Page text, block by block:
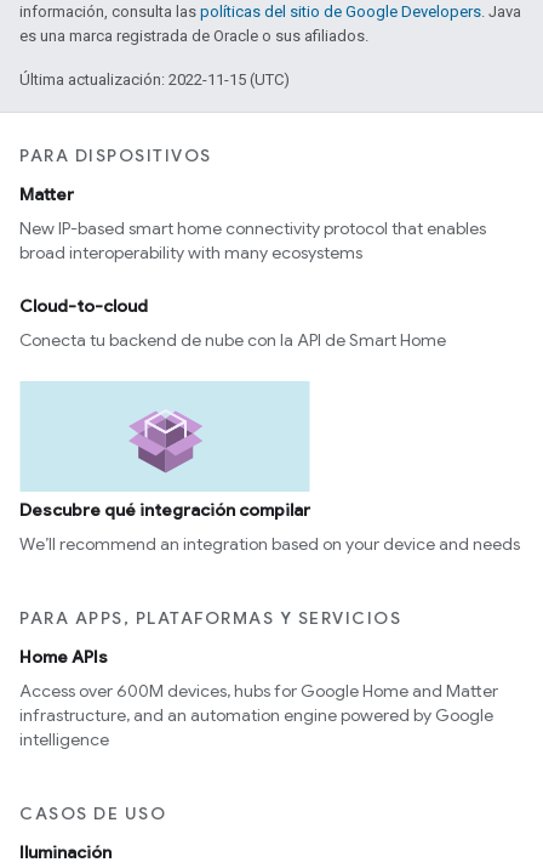
información, consulta las políticas del sitio de Google Developers. Java
es una marca registrada de Oracle o sus afiliados.
Última actualización: 2022-11-15 (UTC)
PARA DISPOSITIVOS
Matter
New IP-based smart home connectivity protocol that enables
broad interoperability with many ecosystems
Cloud-to-cloud
Conecta tu backend de nube con la API de Smart Home
Descubre qué integración compilar
We’ll recommend an integration based on your device and needs
PARA APPS, PLATAFORMAS Y SERVICIOS
Home APIs
Access over 600M devices, hubs for Google Home and Matter
infrastructure, and an automation engine powered by Google
intelligence
CASOS DE USO
Iluminación